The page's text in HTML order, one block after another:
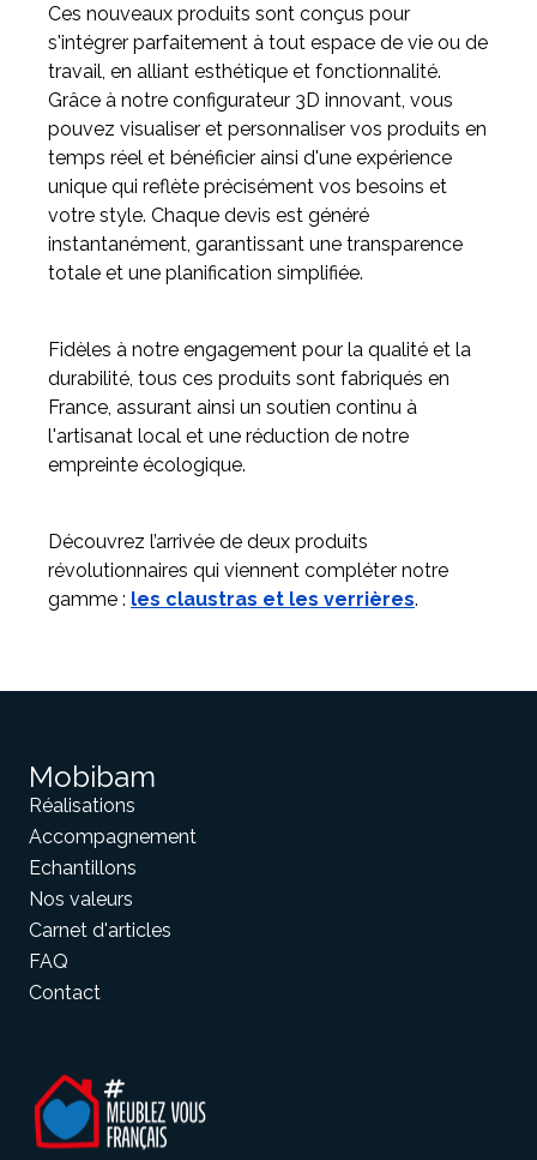
Ces nouveaux produits sont conçus pour
s'intégrer parfaitement à tout espace de vie ou de
travail, en alliant esthétique et fonctionnalité.
Grâce à notre configurateur 3D innovant, vous
pouvez visualiser et personnaliser vos produits en
temps réel et bénéficier ainsi d'une expérience
unique qui reflète précisément vos besoins et
votre style. Chaque devis est généré
instantanément, garantissant une transparence
totale et une planification simplifiée.
Fidèles à notre engagement pour la qualité et la
durabilité, tous ces produits sont fabriqués en
France, assurant ainsi un soutien continu à
l'artisanat local et une réduction de notre
empreinte écologique.
Découvrez l’arrivée de deux produits
révolutionnaires qui viennent compléter notre
gamme : les claustras et les verrières.
Mobibam
Réalisations
Accompagnement
Echantillons
Nos valeurs
Carnet d'articles
FAQ
Contact